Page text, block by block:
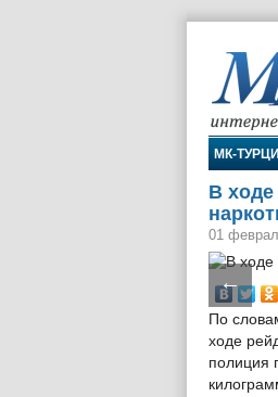
МК-
МК-
В
01
←
По
ходе
полиция